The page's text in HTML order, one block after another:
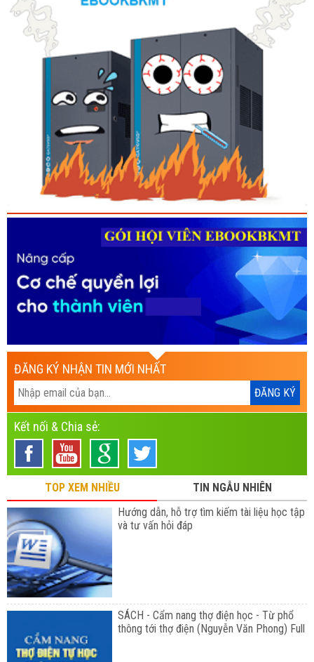
ĐĂNG KÝ NHẬN TIN MỚI NHẤT
Kết nối & Chia sẻ:
TOP XEM NHIỀU
TIN NGẪU NHIÊN
Hướng dẫn, hỗ trợ tìm kiếm tài liệu học tập
và tư vấn hỏi đáp
SÁCH - Cẩm nang thợ điện học - Từ phổ
thông tới thợ điện (Nguyễn Văn Phong) Full